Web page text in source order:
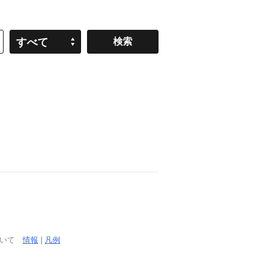
すべて
いて情報 凡例